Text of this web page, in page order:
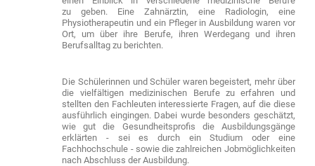
zu geben. Eine Zahnärztin, eine Radiologin, eine
Physiotherapeutin und ein Pfleger in Ausbildung waren vor
Ort, um über ihre Berufe, ihren Werdegang und ihren
Berufsalltag zu berichten.
Die Schülerinnen und Schüler waren begeistert, mehr über
die vielfältigen medizinischen Berufe zu erfahren und
stellten den Fachleuten interessierte Fragen, auf die diese
ausführlich eingingen. Dabei wurde besonders geschätzt,
wie gut die Gesundheitsprofis die Ausbildungsgänge
erklärten - sei es durch ein Studium oder eine
Fachhochschule - sowie die zahlreichen Jobmöglichkeiten
nach Abschluss der Ausbildung.